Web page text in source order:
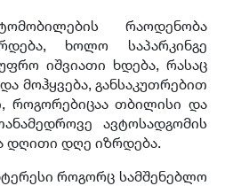
რაოდენობა
ხოლო საპარკინგე
იშვიათი ხდება, რასაც
მოჰყვება, განსაკუთრებით
როგორებიცაა თბილისი და
ავტოსადგომის
დღითი დღე იზრდება.
როგორც სამშენებლო